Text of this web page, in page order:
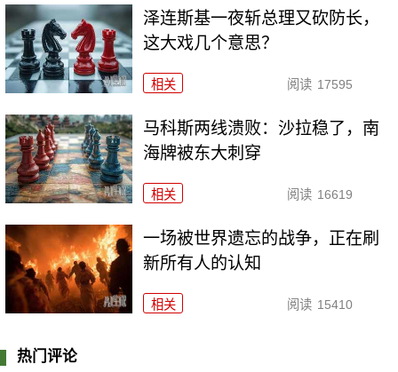
泽连斯基一夜斩总理又砍防长，
这大戏几个意思？
相关 阅读 17595
马科斯两线溃败：沙拉稳了，南
海牌被东大刺穿
相关 阅读 16619
一场被世界遗忘的战争，正在刷
新所有人的认知
相关 阅读 15410
热门评论